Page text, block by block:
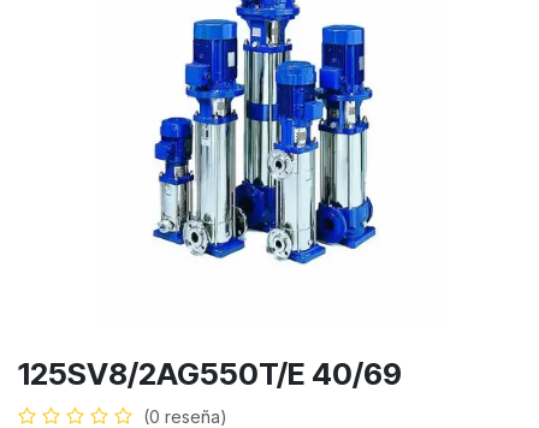
125SV8/2AG550T/E 40/69
(0 reseña)